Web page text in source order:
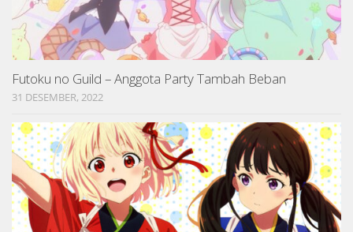
Futoku no Guild – Anggota Party Tambah Beban
31 DESEMBER, 2022